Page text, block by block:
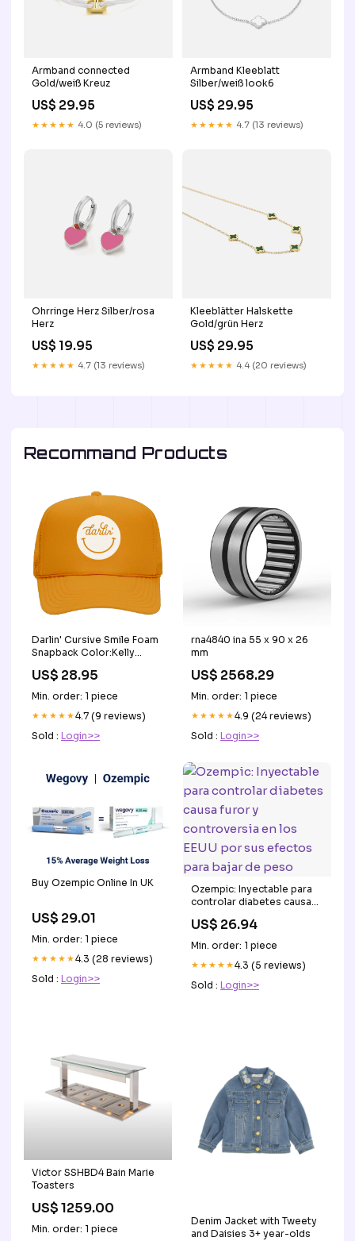
Armband connected
Gold/weiß Kreuz
US$ 29.95
★★★★★ 4.0 (5 reviews)
Armband Kleeblatt
Silber/weiß look6
US$ 29.95
★★★★★ 4.7 (13 reviews)
Ohrringe Herz Silber/rosa
Herz
US$ 19.95
★★★★★ 4.7 (13 reviews)
Kleeblätter Halskette
Gold/grün Herz
US$ 29.95
★★★★★ 4.4 (20 reviews)
Recommand Products
Darlin' Cursive Smile Foam
Snapback Color:Kelly
US$ 28.95
Min. order: 1 piece
★★★★★4.7 (9 reviews)
Sold : Login>>
rna4840 ina 55 x 90 x 26
mm
US$ 2568.29
Min. order: 1 piece
★★★★★4.9 (24 reviews)
Sold : Login>>
Buy Ozempic Online In UK
US$ 29.01
Min. order: 1 piece
★★★★★4.3 (28 reviews)
Sold : Login>>
Ozempic: Inyectable para
controlar diabetes causa
EEUU por sus efectos para
bajar de peso
US$ 26.94
Min. order: 1 piece
★★★★★4.3 (5 reviews)
Sold : Login>>
Victor SSHBD4 Bain Marie
Toasters
US$ 1259.00
Min. order: 1 piece
Denim Jacket with Tweety
and Daisies 3+ year-olds